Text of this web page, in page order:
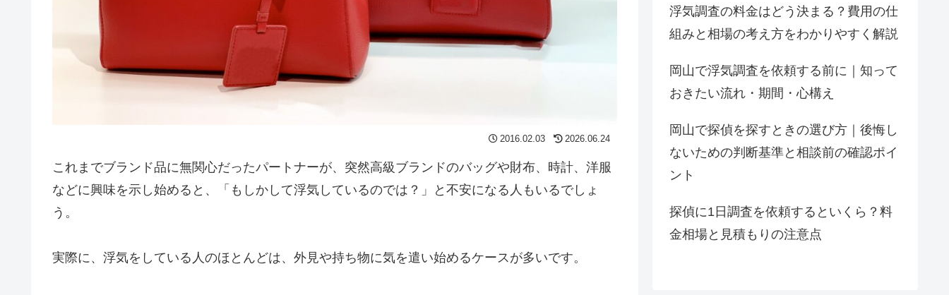
2016.02.03 2026.06.24
これまでブランド品に無関心だったパートナーが、突然高級ブランドのバッグや財布、時計、洋服
などに興味を示し始めると、「もしかして浮気しているのでは？」と不安になる人もいるでしょ
う。
実際に、浮気をしている人のほとんどは、外見や持ち物に気を遣い始めるケースが多いです。
浮気調査の料金はどう決まる？費用の仕
組みと相場の考え方をわかりやすく解説
岡山で浮気調査を依頼する前に｜知って
おきたい流れ・期間・心構え
岡山で探偵を探すときの選び方｜後悔し
ないための判断基準と相談前の確認ポイ
ント
探偵に1日調査を依頼するといくら？料
金相場と見積もりの注意点